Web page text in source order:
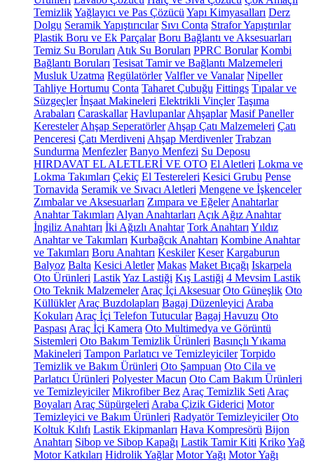
TemizlikYağlayıcı ve Pas Çözücü Yapı Kimyasalları Derz
Dolgu Seramik Yapıştırıcılar Sıvı Conta Strafor Yapıştırılar
Plastik Boru ve Ek Parçalar Boru Bağlantı ve Aksesuarları
Temiz Su Boruları Atık Su Boruları PPRC Borular Kombi
Bağlantı Boruları Tesisat Tamir ve Bağlantı Malzemeleri
Musluk Uzatma Regülatörler Valfler ve Vanalar Nipeller
Tahliye Hortumu Conta Taharet Çubuğu Fittings Tıpalar ve
Süzgeçler İnşaat Makineleri Elektrikli Vinçler Taşıma
Arabaları Caraskallar Havlupanlar Ahşaplar Masif Paneller
Keresteler Ahşap Seperatörler Ahşap Çatı Malzemeleri Çatı
Penceresi Çatı Merdiveni Ahşap Merdivenler Trabzan
Sundurma Menfezler Banyo Menfezi Su Deposu
HIRDAVAT EL ALETLERİ VE OTO El Aletleri Lokma ve
Lokma Takımları Çekiç El Testereleri Kesici Grubu Pense
Tornavida Seramik ve Sıvacı Aletleri Mengene ve İşkenceler
Zımbalar ve Aksesuarları Zımpara ve Eğeler Anahtarlar
Anahtar Takımları Alyan Anahtarları Açık Ağız Anahtar
İngiliz Anahtarı İki Ağızlı Anahtar Tork Anahtarı Yıldız
Anahtar ve Takımları Kurbağcık Anahtarı Kombine Anahtar
ve Takımları Boru Anahtarı Keskiler Keser Kargaburun
Balyoz Balta Kesici Aletler Makas Maket Bıçağı Iskarpela
Oto Ürünleri LastikYaz Lastiği Kış Lastiği 4 Mevsim Lastik
Oto Teknik Malzemeler Araç İçi Aksesuar Oto Güneşlik Oto
Küllükler Araç Buzdolapları Bagaj Düzenleyici Araba
Kokuları Araç İçi Telefon Tutucular Bagaj Havuzu Oto
Paspası Araç İçi Kamera Oto Multimedya ve Görüntü
Sistemleri Oto Bakım Temizlik Ürünleri Basınçlı Yıkama
Makineleri Tampon Parlatıcı ve Temizleyiciler Torpido
Temizlik ve Bakım Ürünleri Oto Şampuan Oto Cila ve
Parlatıcı Ürünleri Polyester Macun Oto Cam Bakım Ürünleri
ve Temizleyiciler Mikrofiber Bez Araç Temizlik Seti Araç
Boyaları Araç Süpürgeleri Araba Çizik Giderici Motor
Temizleyici ve Bakım Ürünleri Radyatör Temizleyiciler Oto
Koltuk Kılıfı Lastik Ekipmanları Hava Kompresörü Bijon
Anahtarı Sibop ve Sibop Kapağı Lastik Tamir Kiti KrikoYağ
Motor Katkıları Hidrolik Yağlar Motor Yağı Motor Yağı